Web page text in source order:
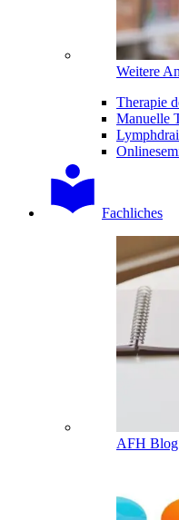
Weitere
Therapie
Manuelle
Fachliches
AFH Blog